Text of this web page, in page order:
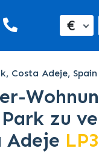
€
Costa Adeje, Spain
zu
Adeje